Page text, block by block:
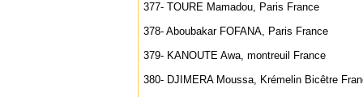
377- TOURE Mamadou, Paris France
378- Aboubakar FOFANA, Paris France
379- KANOUTE Awa, montreuil France
380- DJIMERA Moussa, Krémelin Bicêtre